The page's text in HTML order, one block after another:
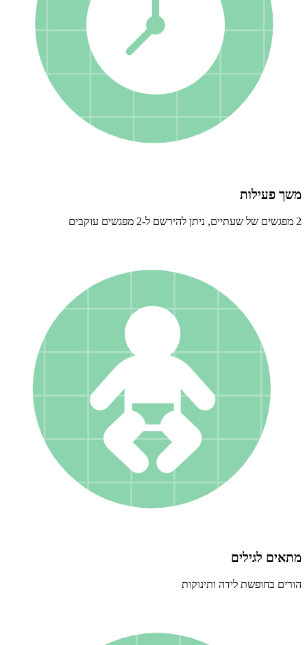
משך פעילות
2 מפגשים של שעתיים, ניתן להירשם ל-2 מפגשים עוקבים
מתאים לגילים
הורים בחופשת לידה ותינוקות